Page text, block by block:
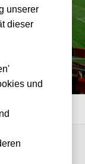
unserer
dieser
und